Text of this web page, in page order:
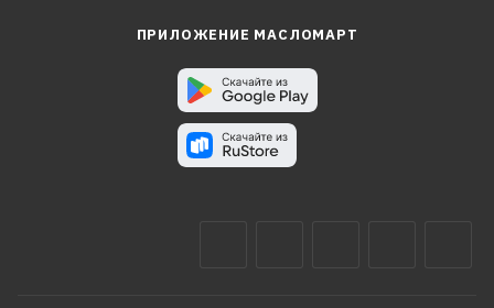
ПРИЛОЖЕНИЕ МАСЛОМАРТ